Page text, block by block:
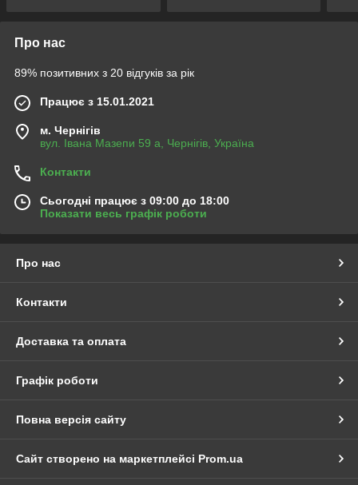
Про нас
89% позитивних з 20 відгуків за рік
Працює з 15.01.2021
м. Чернігів
вул. Івана Мазепи 59 а, Чернігів, Україна
Контакти
Сьогодні працює з 09:00 до 18:00
Показати весь графік роботи
Про нас
Контакти
Доставка та оплата
Графік роботи
Повна версія сайту
Сайт створено на маркетплейсі Prom.ua